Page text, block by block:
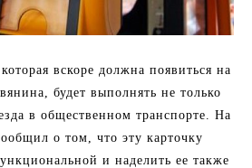
вскоре должна появиться на
будет выполнять не только
в общественном транспорте. На
о том, что эту карточку
и наделить ее также